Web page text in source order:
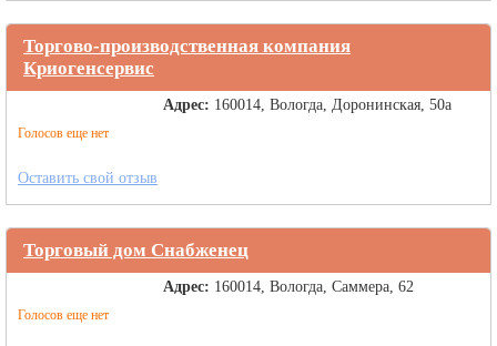
Торгово-производственная компания
Криогенсервис
Голосов еще нет
Адрес: 160014, Вологда, Доронинская, 50а
Оставить свой отзыв
Торговый дом Снабженец
Голосов еще нет
Адрес: 160014, Вологда, Саммера, 62